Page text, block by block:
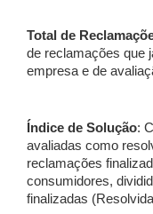
Total de
de reclamações que
empresa e de
Índice de Solução:
avaliadas como
reclamações
consumidores,
finalizadas